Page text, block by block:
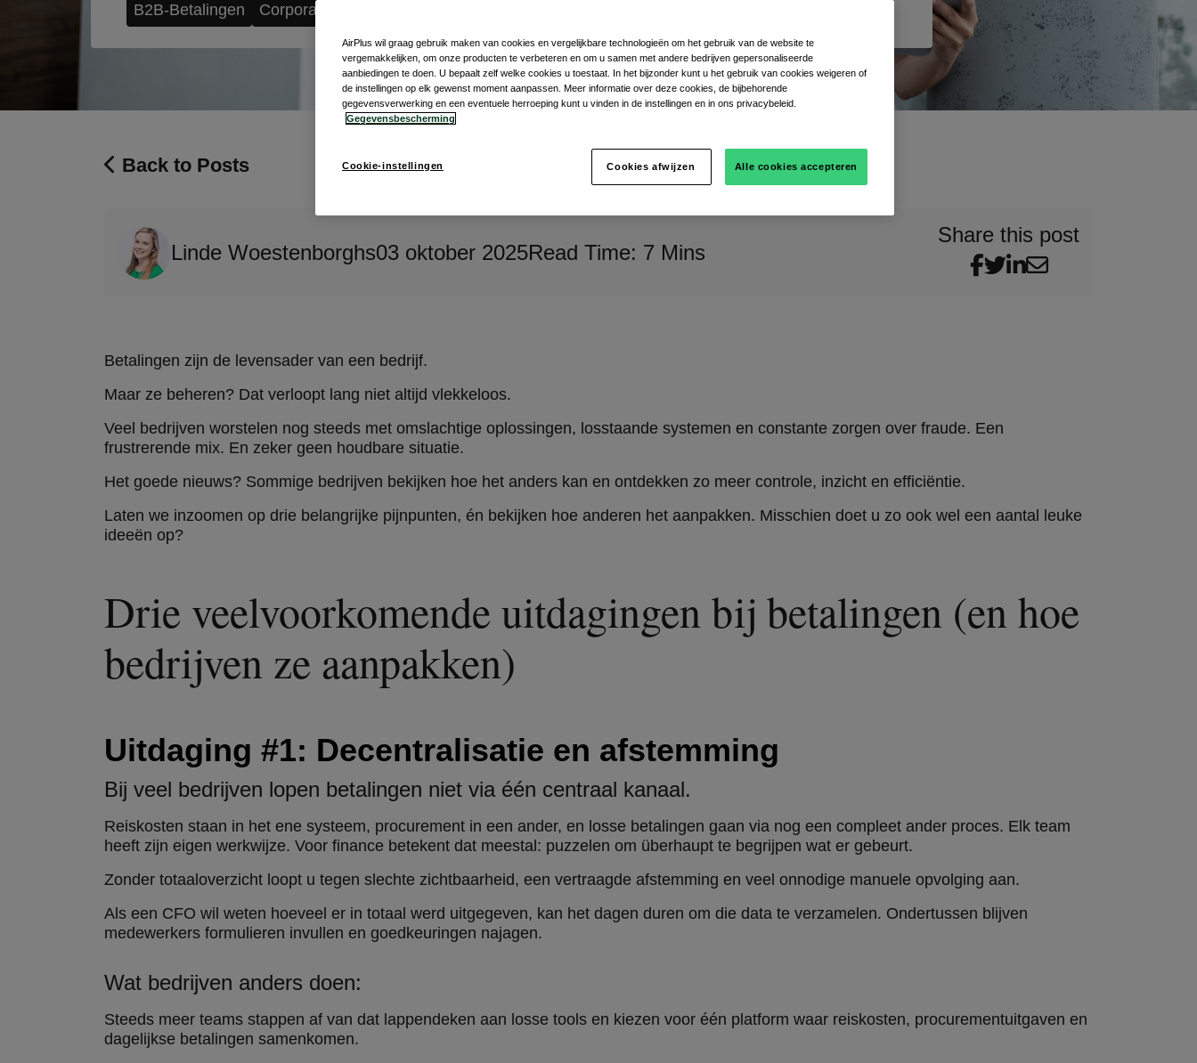
B2B-Betalingen Corporate Payments
Back to Posts
Linde Woestenborghs03 oktober 2025Read Time: 7 Mins
Share this post
Betalingen zijn de levensader van een bedrijf.
Maar ze beheren? Dat verloopt lang niet altijd vlekkeloos.
Veel bedrijven worstelen nog steeds met omslachtige oplossingen, losstaande systemen en constante zorgen over fraude. Een
frustrerende mix. En zeker geen houdbare situatie.
Het goede nieuws? Sommige bedrijven bekijken hoe het anders kan en ontdekken zo meer controle, inzicht en efficiëntie.
Laten we inzoomen op drie belangrijke pijnpunten, én bekijken hoe anderen het aanpakken. Misschien doet u zo ook wel een aantal leuke
ideeën op?
Drie veelvoorkomende uitdagingen bij betalingen (en hoe
bedrijven ze aanpakken)
Uitdaging #1: Decentralisatie en afstemming
Bij veel bedrijven lopen betalingen niet via één centraal kanaal.
Reiskosten staan in het ene systeem, procurement in een ander, en losse betalingen gaan via nog een compleet ander proces. Elk team
heeft zijn eigen werkwijze. Voor finance betekent dat meestal: puzzelen om überhaupt te begrijpen wat er gebeurt.
Zonder totaaloverzicht loopt u tegen slechte zichtbaarheid, een vertraagde afstemming en veel onnodige manuele opvolging aan.
Als een CFO wil weten hoeveel er in totaal werd uitgegeven, kan het dagen duren om die data te verzamelen. Ondertussen blijven
medewerkers formulieren invullen en goedkeuringen najagen.
Wat bedrijven anders doen:
Steeds meer teams stappen af van dat lappendeken aan losse tools en kiezen voor één platform waar reiskosten, procurementuitgaven en
dagelijkse betalingen samenkomen.
AirPlus wil graag gebruik maken van cookies en vergelijkbare technologieën om het gebruik van de website te
vergemakkelijken, om onze producten te verbeteren en om u samen met andere bedrijven gepersonaliseerde
aanbiedingen te doen. U bepaalt zelf welke cookies u toestaat. In het bijzonder kunt u het gebruik van cookies weigeren of
de instellingen op elk gewenst moment aanpassen. Meer informatie over deze cookies, de bijbehorende
gegevensverwerking en een eventuele herroeping kunt u vinden in de instellingen en in ons privacybeleid.
Gegevensbescherming
Cookie-instellingen Cookies afwijzen Alle cookies accepteren